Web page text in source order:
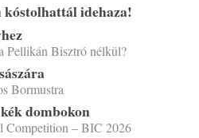
kóstolhattál idehaza!
Pellikán Bisztró nélkül?
Bormustra
dombokon
Competition – BIC 2026